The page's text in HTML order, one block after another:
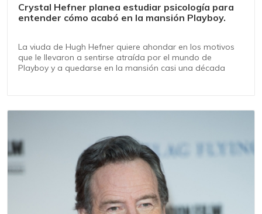
Crystal Hefner planea estudiar psicología para
entender cómo acabó en la mansión Playboy.
La viuda de Hugh Hefner quiere ahondar en los motivos
que le llevaron a sentirse atraída por el mundo de
Playboy y a quedarse en la mansión casi una década